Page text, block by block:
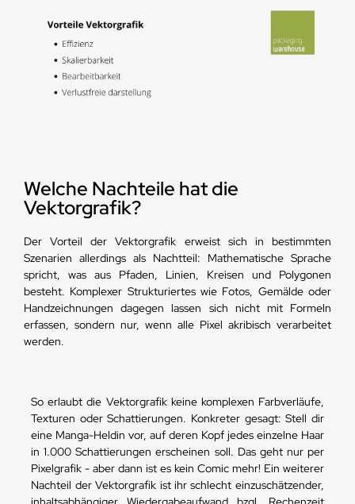
Welche Nachteile hat die
Vektorgrafik?
Der Vorteil der Vektorgrafik erweist sich in bestimmten
Szenarien allerdings als Nachtteil: Mathematische Sprache
spricht, was aus Pfaden, Linien, Kreisen und Polygonen
besteht. Komplexer Strukturiertes wie Fotos, Gemälde oder
Handzeichnungen dagegen lassen sich nicht mit Formeln
erfassen, sondern nur, wenn alle Pixel akribisch verarbeitet
werden.
So erlaubt die Vektorgrafik keine komplexen Farbverläufe,
Texturen oder Schattierungen. Konkreter gesagt: Stell dir
eine Manga-Heldin vor, auf deren Kopf jedes einzelne Haar
in 1.000 Schattierungen erscheinen soll. Das geht nur per
Pixelgrafik - aber dann ist es kein Comic mehr! Ein weiterer
Nachteil der Vektorgrafik ist ihr schlecht einzuschätzender,